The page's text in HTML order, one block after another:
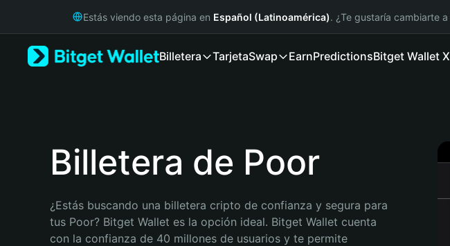
Русский
Bahasa Indonesia
Estás viendo esta página en Español (Latinoamérica). ¿Te gustaría cambiarte a
Billetera TarjetaSwap EarnPredictionsBitget Wallet X
Billetera de Poor
¿Estás buscando una billetera cripto de confianza y segura para
tus Poor? Bitget Wallet es la opción ideal. Bitget Wallet cuenta
con la confianza de 40 millones de usuarios y te permite